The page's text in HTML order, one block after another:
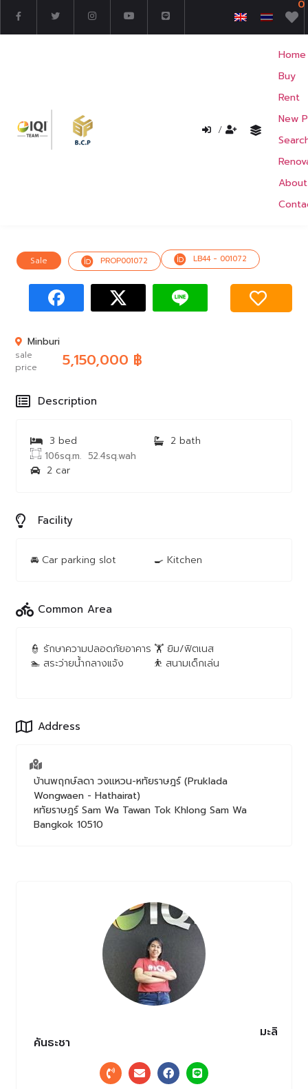
0
/
Home
Buy
Rent
New
Sale PROP001072 LB44 - 001072
test
Minburi
sale
price
5,150,000 ฿
Description
3 bed 2 bath
106sq.m. 52.4sq.wah
2 car
Facility
🚘︎ Car parking slot 🍳︎ Kitchen
Common Area
👮︎ รักษาความปลอดภัยอาคาร 🏋︎ ยิม/ฟิตเนส
🏊︎ สระว่ายน้ำกลางแจ้ง
⛹︎ สนามเด็กเล่น
Address
บ้านพฤกษ์ลดา วงแหวน-หทัยราษฎร์ (Pruklada
Wongwaen - Hathairat)
หทัยราษฎร์ Sam Wa Tawan Tok Khlong Sam Wa
Bangkok 10510
มะลิ
คันธะชา